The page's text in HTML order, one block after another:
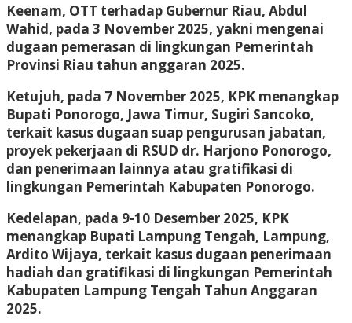
Keenam, OTT terhadap Gubernur Riau, Abdul
Wahid, pada 3 November 2025, yakni mengenai
dugaan pemerasan di lingkungan Pemerintah
Provinsi Riau tahun anggaran 2025.
Ketujuh, pada 7 November 2025, KPK menangkap
Bupati Ponorogo, Jawa Timur, Sugiri Sancoko,
terkait kasus dugaan suap pengurusan jabatan,
proyek pekerjaan di RSUD dr. Harjono Ponorogo,
dan penerimaan lainnya atau gratifikasi di
lingkungan Pemerintah Kabupaten Ponorogo.
Kedelapan, pada 9-10 Desember 2025, KPK
menangkap Bupati Lampung Tengah, Lampung,
Ardito Wijaya, terkait kasus dugaan penerimaan
hadiah dan gratifikasi di lingkungan Pemerintah
Kabupaten Lampung Tengah Tahun Anggaran
2025.